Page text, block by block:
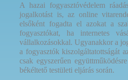
A hazai fogyasztóvédelem
jogalkotást is, az online
elsőként fogadta el azokat a
fogyasztókat, ha internetes
vállalkozásokkal. Ugyanakkor a
a fogyasztók kiszolgáltatottságát
csak egyszerűen
békéltető testületi eljárás során.